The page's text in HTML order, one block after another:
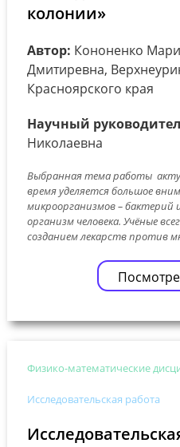
колонии»
Автор: Кононенко
Дмитиревна,
Красноярского края
Научный
Николаевна
Выбранная тема работы
время уделяется большое
микроорганизмов – бактерий
организм человека. Учёные
созданием лекарств против
Физико-математические
Исследовательская работа